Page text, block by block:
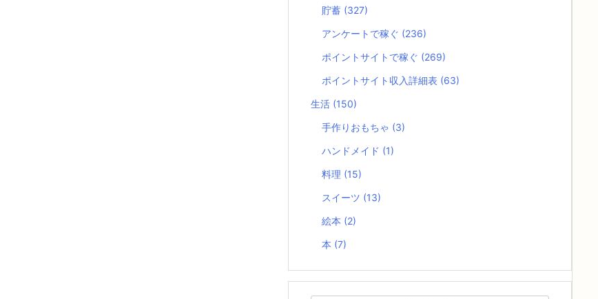
貯蓄 (327)
アンケートで稼ぐ (236)
ポイントサイトで稼ぐ (269)
ポイントサイト収入詳細表 (63)
生活 (150)
手作りおもちゃ (3)
ハンドメイド (1)
料理 (15)
スイーツ (13)
絵本 (2)
本 (7)